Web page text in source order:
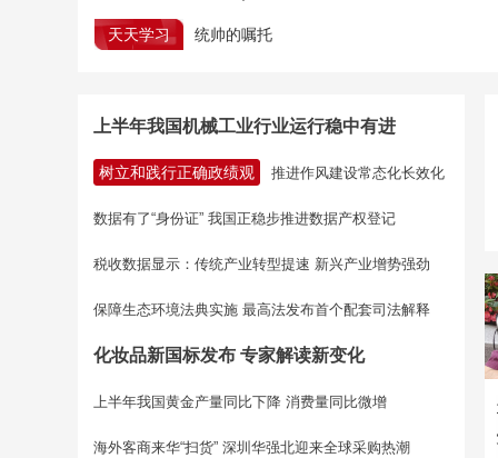
天天学习 统帅的嘱托
上半年我国机械工业行业运行稳中有进
树立和践行正确政绩观 推进作风建设常态化长效化
数据有了“身份证” 我国正稳步推进数据产权登记
税收数据显示：传统产业转型提速 新兴产业增势强劲
保障生态环境法典实施 最高法发布首个配套司法解释
化妆品新国标发布 专家解读新变化
上半年我国黄金产量同比下降 消费量同比微增
海外客商来华“扫货” 深圳华强北迎来全球采购热潮